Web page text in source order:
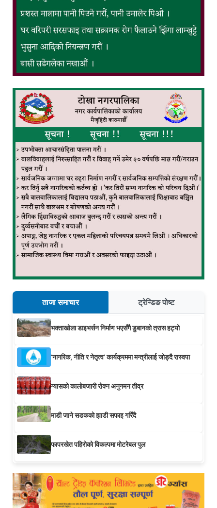
ताजा समाचार ट्रेन्डिङ पोष्ट
भक्ताखोला डाइभर्सन निर्माण भएसँगै डुबानको त्रास हट्यो
‘नागरिक, नीति र नेतृत्व’ कार्यक्रममा मन्त्रीलाई जोड्दै रास्वपा
ग्यासको कालोबजारी रोक्न अनुगमन तीव्र
माडी जाने सडकको झाडी सफाइ गरिँदै
फापरखेत पहिरोको विकल्पमा मोटरेबल पुल